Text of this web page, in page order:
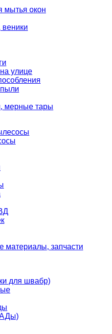
мытья окон
веники
улице
мерные тары
материалы, запчасти
для швабр)